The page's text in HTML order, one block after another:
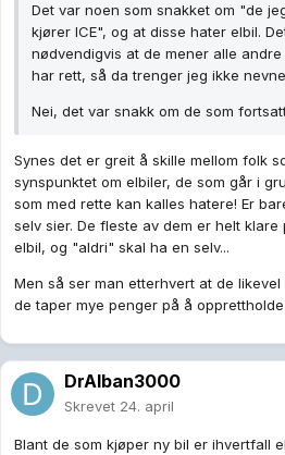
Det var noen som snakket om "de
kjører ICE", og at disse hater elbil.
nødvendigvis at de mener alle andre
har rett, så da trenger jeg ikke
Nei, det var snakk om de som
Synes det er greit å skille mellom folk
synspunktet om elbiler, de som går i
som med rette kan kalles hatere! Er
selv sier. De fleste av dem er helt
elbil, og "aldri" skal ha en selv...
Men så ser man etterhvert at de
de taper mye penger på å
DrAlban3000
Skrevet 24. april
Blant de som kjøper ny bil er ihvertfall